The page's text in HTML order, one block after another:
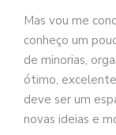
Mas vou me
conheço um
de minorias,
ótimo,
deve ser um
novas ideias e